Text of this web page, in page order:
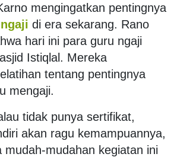
mengingatkan pentingnya
di era sekarang. Rano
hari ini para guru ngaji
Istiqlal. Mereka
tentang pentingnya
mengaji.
tidak punya sertifikat,
akan ragu kemampuannya,
mudah-mudahan kegiatan ini